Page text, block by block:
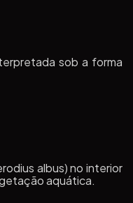
sob a forma
albus) no interior
aquática.